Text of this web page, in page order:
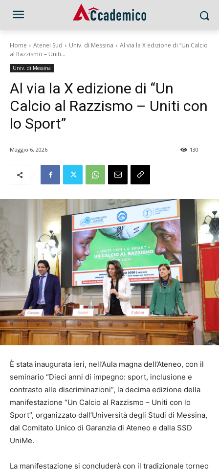
Home Atenei Sud Univ. di Messina
Al via la X edizione di “Un Calcio
al Razzismo – Uniti...
Univ. di Messina
Al via la X edizione di “Un
Calcio al Razzismo – Uniti con
lo Sport”
Maggio 6, 2026 130
È stata inaugurata ieri, nell’Aula magna dell’Ateneo, con il
seminario “Dieci anni di impegno: sport, inclusione e
contrasto alle discriminazioni”, la decima edizione della
manifestazione “Un Calcio al Razzismo – Uniti con lo
Sport”, organizzato dall’Università degli Studi di Messina,
dal Comitato Unico di Garanzia di Ateneo e dalla SSD
UniMe.
La manifestazione si concluderà con il tradizionale torneo